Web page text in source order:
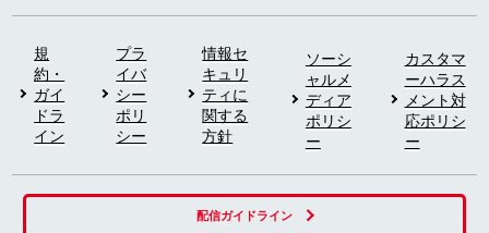
規
約・
ガイ
ドラ
イン
プラ
イバ
シー
ポリ
シー
情報セ
キュリ
ティに
関する
方針
ソーシ
ャルメ
ディア
ポリシ
ー
カスタマ
ーハラス
メント対
応ポリシ
ー
配信ガイドライン